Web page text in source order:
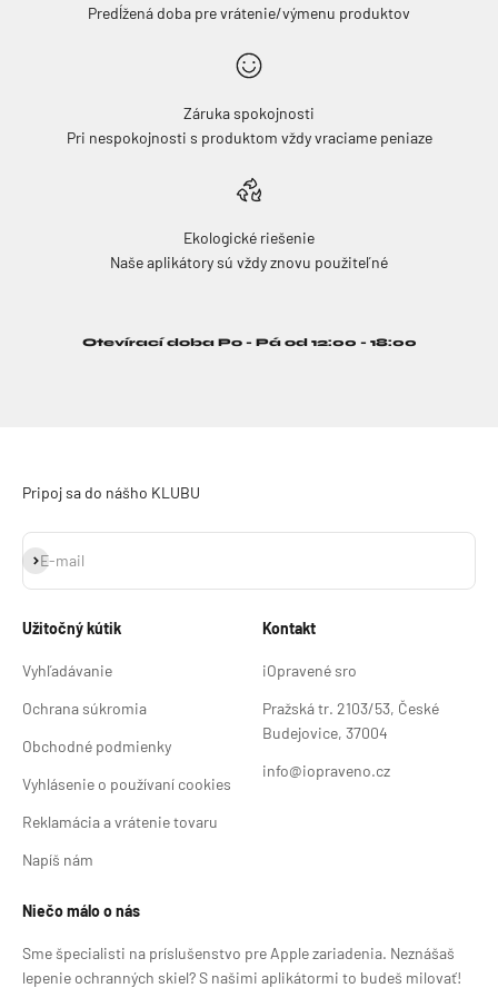
Predĺžená doba pre vrátenie/výmenu produktov
Záruka spokojnosti
Pri nespokojnosti s produktom vždy vraciame peniaze
Ekologické riešenie
Naše aplikátory sú vždy znovu použiteľné
Otevírací doba Po - Pá od 12:00 - 18:00
Pripoj sa do nášho KLUBU
E-mail
Odoberať
Užitočný kútik
Vyhľadávanie
Ochrana súkromia
Obchodné podmienky
Vyhlásenie o používaní cookies
Reklamácia a vrátenie tovaru
Napíš nám
Kontakt
iOpravené sro
Pražská tr. 2103/53, České
Budejovice, 37004
info@iopraveno.cz
Niečo málo o nás
Sme špecialisti na príslušenstvo pre Apple zariadenia. Neznášaš
lepenie ochranných skiel? S našimi aplikátormi to budeš milovať!